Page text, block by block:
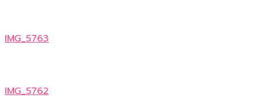
IMG_5763
IMG_5762